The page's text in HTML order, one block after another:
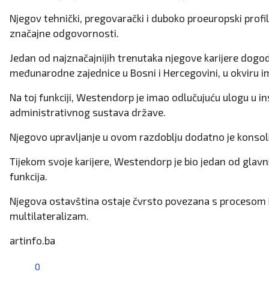
Njegov tehnički, pregovarački i duboko proeuropski
značajne odgovornosti.
Jedan od najznačajnijih trenutaka njegove karijere
međunarodne zajednice u Bosni i Hercegovini, u okviru
Na toj funkciji, Westendorp je imao odlučujuću ulogu u
administrativnog sustava države.
Njegovo upravljanje u ovom razdoblju dodatno je
Tijekom svoje karijere, Westendorp je bio jedan od
funkcija.
Njegova ostavština ostaje čvrsto povezana s
multilateralizam.
artinfo.ba
0